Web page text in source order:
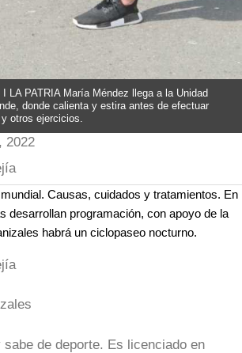
LA PATRIA María Méndez llega a la Unidad
donde calienta y estira antes de efectuar
otros ejercicios.
2022
Causas, cuidados y tratamientos. En
desarrollan programación, con apoyo de la
habrá un ciclopaseo nocturno.
de deporte. Es licenciado en